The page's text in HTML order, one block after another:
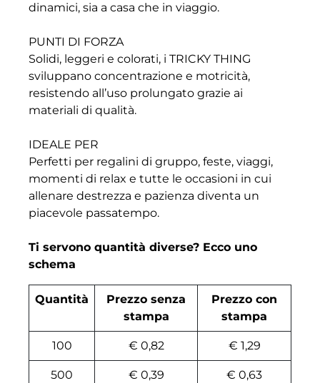
dinamici, sia a casa che in viaggio.
PUNTI DI FORZA
Solidi, leggeri e colorati, i TRICKY THING
sviluppano concentrazione e motricità,
resistendo all’uso prolungato grazie ai
materiali di qualità.
IDEALE PER
Perfetti per regalini di gruppo, feste, viaggi,
momenti di relax e tutte le occasioni in cui
allenare destrezza e pazienza diventa un
piacevole passatempo.
Ti servono quantità diverse? Ecco uno
schema
Quantità
Prezzo senza
stampa
Prezzo con
stampa
100 € 0,82 € 1,29
500 € 0,39 € 0,63